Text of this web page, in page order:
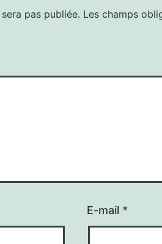
pas publiée. Les champs
E-mail *